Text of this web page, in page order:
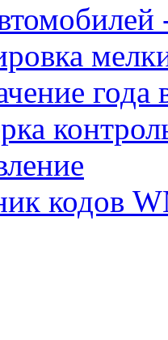
года
кодов